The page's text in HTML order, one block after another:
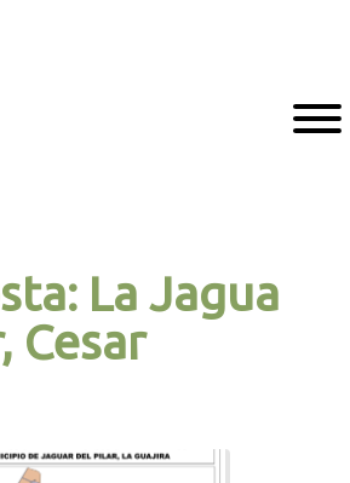
La Jagua
Cesar